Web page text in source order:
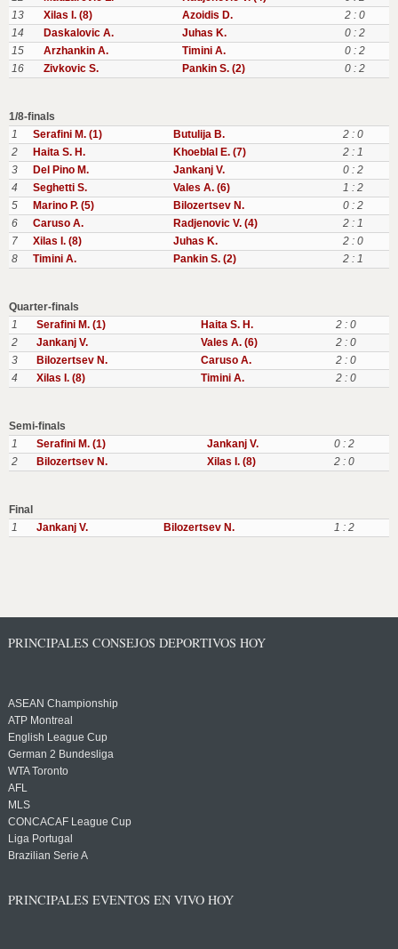
13
Xilas I. (8) Azoidis D.
2 : 0
14
Daskalovic A. Juhas K.
0 : 2
15
Arzhankin A. Timini A.
0 : 2
16
Zivkovic S. Pankin S. (2) 0 : 2
1/8-finals
1
Serafini M. (1) Butulija B.
2 : 0
2
Haita S. H. Khoeblal E. (7)
2 : 1
3
Del Pino M. Jankanj V.
0 : 2
4
Seghetti S. Vales A. (6)
1 : 2
5
Marino P. (5) Bilozertsev N.
0 : 2
6
Caruso A. Radjenovic V. (4)
2 : 1
7
Xilas I. (8) Juhas K.
2 : 0
8
Timini A. Pankin S. (2) 2 : 1
Quarter-finals
1
Serafini M. (1) Haita S. H.
2 : 0
2
Jankanj V. Vales A. (6)
2 : 0
3
Bilozertsev N. Caruso A.
2 : 0
4
Xilas I. (8) Timini A. 2 : 0
Semi-finals
1
Serafini M. (1) Jankanj V.
0 : 2
2
Bilozertsev N. Xilas I. (8) 2 : 0
Final
1
Jankanj V. Bilozertsev N. 1 : 2
PRINCIPALES CONSEJOS DEPORTIVOS HOY
ASEAN Championship
ATP Montreal
English League Cup
German 2 Bundesliga
WTA Toronto
AFL
MLS
CONCACAF League Cup
Liga Portugal
Brazilian Serie A
PRINCIPALES EVENTOS EN VIVO HOY